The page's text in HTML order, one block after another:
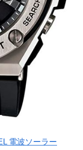
電波ソーラー